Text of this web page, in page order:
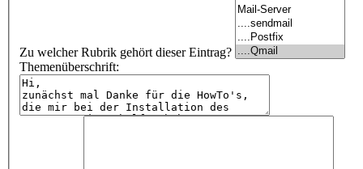
Zu welcher Rubrik gehört dieser Eintrag?
Themenüberschrift: